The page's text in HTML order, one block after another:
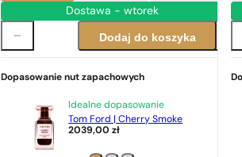
Dostawa - wtorek
Dodaj do koszyka
Dopasowanie nut zapachowych
Idealne dopasowanie
Tom Ford | Cherry Smoke
2039,00zł